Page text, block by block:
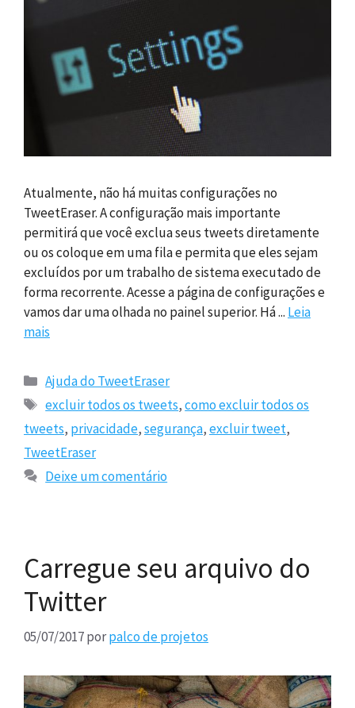
Atualmente, não há muitas configurações no
TweetEraser. A configuração mais importante
permitirá que você exclua seus tweets diretamente
ou os coloque em uma fila e permita que eles sejam
excluídos por um trabalho de sistema executado de
forma recorrente. Acesse a página de configurações e
vamos dar uma olhada no painel superior. Há ... Leia
mais
Categorias
Ajuda do TweetEraser
Tags
excluir todos os tweets,como excluir todos os
tweets, privacidade,segurança,excluir tweet,
TweetEraser
Deixe um comentário
Carregue seu arquivo do
Twitter
05/07/2017porpalco de projetos